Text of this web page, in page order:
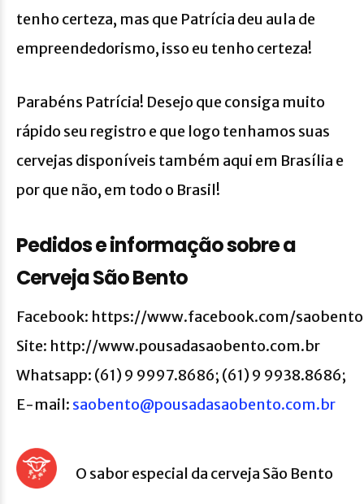
tenho certeza, mas que Patrícia deu aula de
empreendedorismo, isso eu tenho certeza!
Parabéns Patrícia! Desejo que consiga muito
rápido seu registro e que logo tenhamos suas
cervejas disponíveis também aqui em Brasília e
por que não, em todo o Brasil!
Pedidos e informação sobre a
Cerveja São Bento
Facebook: https://www.facebook.com/
Site: http://www.pousadasaobento.com.br
Whatsapp: (61) 9 9997.8686; (61) 9 9938.8686;
E-mail: saobento@pousadasaobento.com.br
O sabor especial da cerveja São Bento